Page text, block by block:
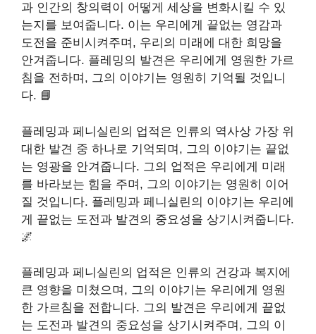
과 인간의 창의력이 어떻게 세상을 변화시킬 수 있
는지를 보여줍니다. 이는 우리에게 끝없는 영감과
도전을 준비시켜주며, 우리의 미래에 대한 희망을
안겨줍니다. 플레밍의 발견은 우리에게 영원한 가르
침을 전하며, 그의 이야기는 영원히 기억될 것입니
다. 📘
플레밍과 페니실린의 업적은 인류의 역사상 가장 위
대한 발견 중 하나로 기억되며, 그의 이야기는 끝없
는 영광을 안겨줍니다. 그의 업적은 우리에게 미래
를 바라보는 힘을 주며, 그의 이야기는 영원히 이어
질 것입니다. 플레밍과 페니실린의 이야기는 우리에
게 끝없는 도전과 발견의 중요성을 상기시켜줍니다.
🌌
플레밍과 페니실린의 업적은 인류의 건강과 복지에
큰 영향을 미쳤으며, 그의 이야기는 우리에게 영원
한 가르침을 전합니다. 그의 발견은 우리에게 끝없
는 도전과 발견의 중요성을 상기시켜주며, 그의 이